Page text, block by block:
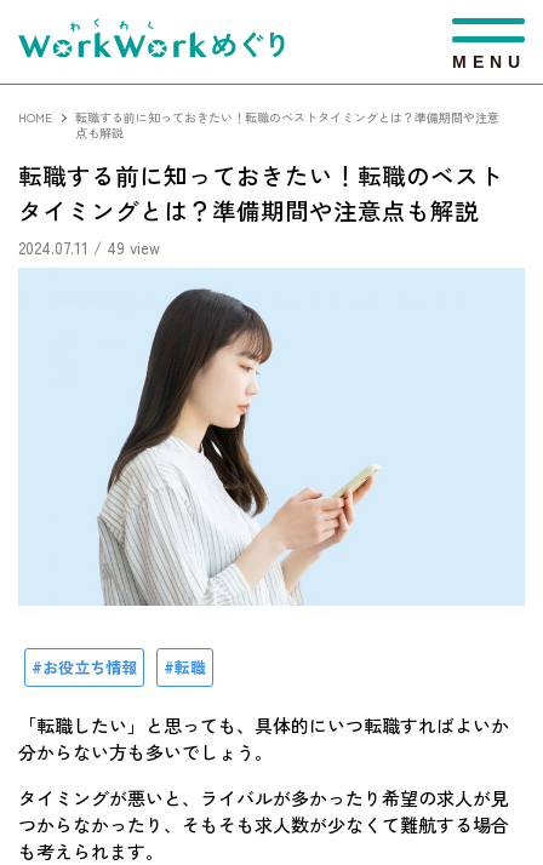
M E N U
HOME
転職する前に知っておきたい！転職のベストタイミングとは？準備期間や注意
点も解説
転職する前に知っておきたい！転職のベスト
タイミングとは？準備期間や注意点も解説
2024.07.11 / 49 view
お役立ち情報 転職
「転職したい」と思っても、具体的にいつ転職すればよいか
分からない方も多いでしょう。
タイミングが悪いと、ライバルが多かったり希望の求人が見
つからなかったり、そもそも求人数が少なくて難航する場合
も考えられます。